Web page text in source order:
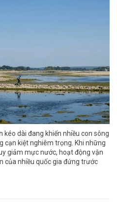
kéo dài đang khiến nhiều con sông
cạn kiệt nghiêm trọng. Khi những
giảm mực nước, hoạt động vận
của nhiều quốc gia đứng trước